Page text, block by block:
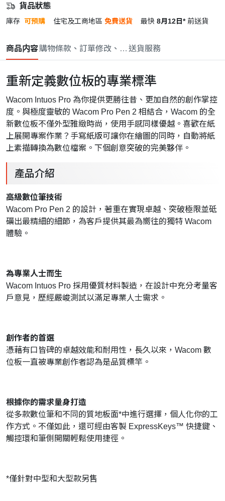
貨品狀態
庫存 可預購 住宅及工商地區 免費送貨 最快 8月12日* 前送貨
商品内容購物條款、訂單修改、取消與退款政策
送貨服務
重新定義數位板的專業標準
Wacom Intuos Pro 為你提供更勝往昔、更加自然的創作掌控
度。與極度靈敏的 Wacom Pro Pen 2 相結合，Wacom 的全
新數位板不僅外型雅緻時尚，使用手感同樣優越。喜歡在紙
上展開專案作業？手寫紙版可讓你在繪圖的同時，自動將紙
上素描轉換為數位檔案。下個創意突破的完美夥伴。
產品介紹
高級數位筆技術
Wacom Pro Pen 2 的設計，著重在實現卓越、突破極限並砥
礪出最精細的細節，為客戶提供其最為嚮往的獨特 Wacom
體驗。
為專業人士而生
Wacom Intuos Pro 採用優質材料製造，在設計中充分考量客
戶意見，歷經嚴峻測試以滿足專業人士需求。
創作者的首選
憑藉有口皆碑的卓越效能和耐用性，長久以來，Wacom 數
位板一直被專業創作者認為是品質標竿。
根據你的需求量身打造
從多款數位筆和不同的質地板面*中進行選擇，個人化你的工
作方式。不僅如此，還可經由客製 ExpressKeys™ 快捷鍵、
觸控環和筆側開關輕鬆使用捷徑。
*僅針對中型和大型款另售